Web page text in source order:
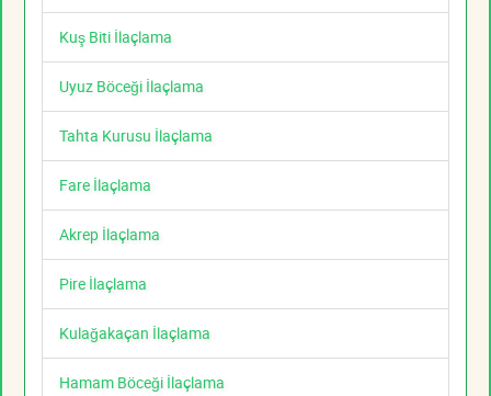
Kuş Biti İlaçlama
Uyuz Böceği İlaçlama
Tahta Kurusu İlaçlama
Fare İlaçlama
Akrep İlaçlama
Pire İlaçlama
Kulağakaçan İlaçlama
Hamam Böceği İlaçlama